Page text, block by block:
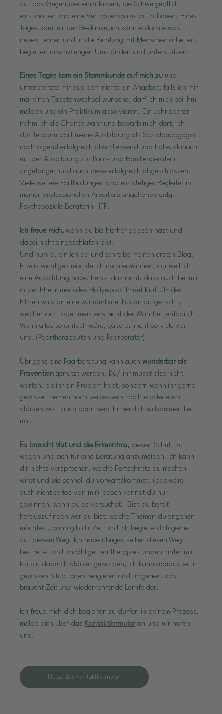
auf das Gegenüber einzulassen, die Schweigepflicht
einzuhalten und eine Vertrauensbasis aufzubauen. Eines
Tages kam mir der Gedanke, ich könnte doch etwas
neues Lernen und in die Richtung mit Menschen arbeiten,
begleiten in schwierigen Umständen und unterstützen.
Eines Tages kam ein Stammkunde auf mich zu und
unterbreitete mir aus dem nichts ein Angebot, falls ich mir
mal einen Tapetenwechsel wünsche, darf ich mich bei ihm
melden und ein Praktikum absolvieren. Ein Jahr später
nahm ich die Chance wahr und bewarb mich dort. Ich
durfte dann dort meine Ausbildung als Sozialpädagogin
nachfolgend erfolgreich abschliessend und habe, danach
mit der Ausbildung zur Paar- und Familienberaterin
angefangen und auch diese erfolgreich abgeschlossen.
Viele weitere Fortbildungen sind ein stetiger Begleiter in
meiner professionellen Arbeit als angehende eidg.
Psychosoziale Beraterin HFP.
Ich freue mich, wenn du bis hierher gelesen hast und
dabei nicht eingeschlafen bist.
Und nun ja, bin ich da und schreibe meinen ersten Blog.
Etwas wichtiges möchte ich noch erwähnen, nur weil ich
eine Ausbildung habe, heisst das nicht, dass auch bei mir
in der Ehe immer alles Hollywoodfilmreif läuft. In den
Filmen wird dir eine wunderbare Illusion aufgetischt,
welcher nicht oder meistens nicht der Wahrheit entspricht.
Wenn alles so einfach wäre, gäbe es nicht so viele von
uns. (Paartherapeuten und Paarberater)
Übrigens eine Paarberatung kann auch wunderbar als
Prävention genutzt werden. Du/ ihr müsst also nicht
warten, bis ihr ein Problem habt, sondern wenn ihr gerne
gewisse Themen noch verbessern möchte oder euch
stärken wollt auch dann seid ihr herzlich willkommen bei
mir.
Es braucht Mut und die Erkenntnis, diesen Schritt zu
wagen und sich für eine Beratung anzumelden. Ich kann
dir nichts versprechen, welche Fortschritte du machen
wirst und wie schnell du vorwärtskommst. (das wäre
auch nicht seriös von mir) jedoch kannst du nur
gewinnen, wenn du es versuchst.  Bist du bereit
herauszufinden wer du bist, welche Themen du angehen
möchtest, dann gib dir Zeit und ich begleite dich gerne
auf diesem Weg. Ich habe übriges selber diesen Weg
bestreitet und unzählige Lerntherapiestunden hinter mir.
Ich bin dadurch stärker geworden, ich kann adäquater in
gewissen Situationen reagieren und umgehen, das
braucht Zeit und wiederkehrende Lernfelder.
Ich freue mich dich begleiten zu dürfen in deinem Prozess,
melde dich über das Kontaktformular an und wir hören
uns.
Nutze das Kontaktformular